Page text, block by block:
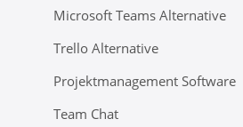
Microsoft Teams Alternative
Trello Alternative
Projektmanagement Software
Team Chat